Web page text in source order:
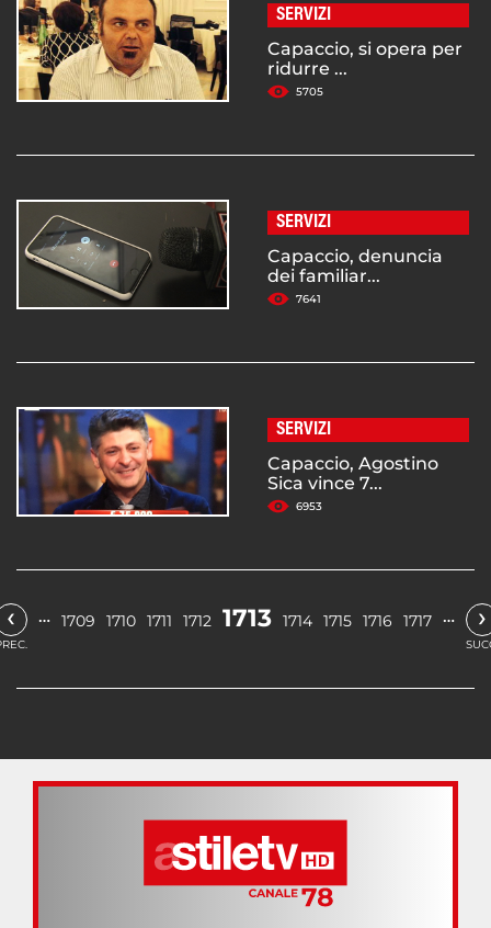
SERVIZI
Capaccio, si opera per
ridurre ...
5705
SERVIZI
Capaccio, denuncia
dei familiar...
7641
SERVIZI
Capaccio, Agostino
Sica vince 7...
6953
‹ … 1709 1710 1711 1712 1713 1714 1715 1716 1717 … ›